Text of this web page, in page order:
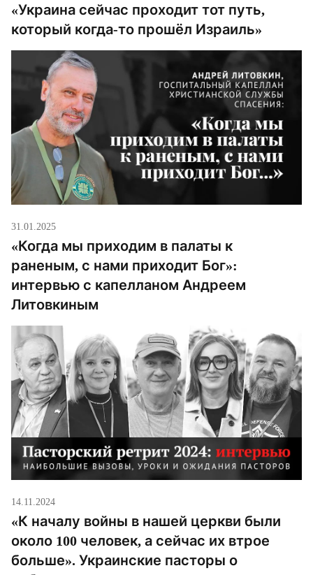
«Украина сейчас проходит тот путь,
который когда-то прошёл Израиль»
31.01.2025
«Когда мы приходим в палаты к
раненым, с нами приходит Бог»:
интервью с капелланом Андреем
Литовкиным
14.11.2024
«К началу войны в нашей церкви были
около 100 человек, а сейчас их втрое
больше». Украинские пасторы о